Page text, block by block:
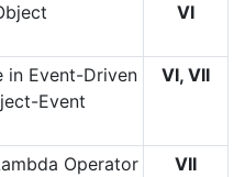
VI
in Event-Driven
Event
VI, VII
Operator
VII